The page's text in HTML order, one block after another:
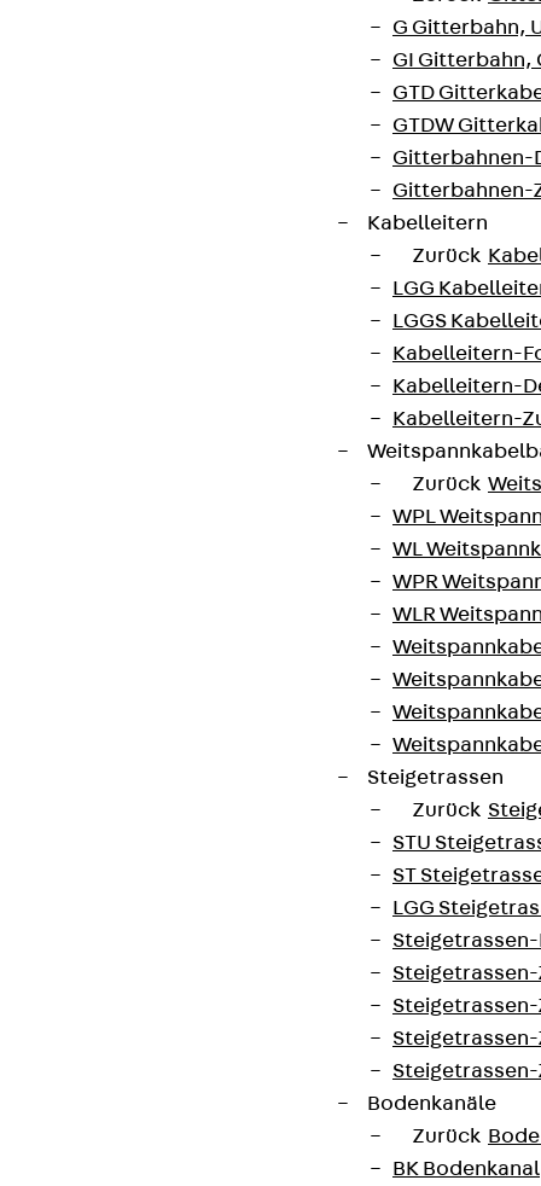
G Gitterbahn,
GI Gitterbahn,
GTD
GTDW
Gitterbahnen-
Gitterbahnen-
Kabelleitern
Zurück
LGG
LGGS
Kabelleitern-
Kabelleitern-
Kabelleitern-
Zurück
WPL
WL
WPR
WLR
Steigetrassen
Zurück
STU
ST
LGG
Steigetrassen-
Steigetrassen-
Steigetrassen-
Steigetrassen-
Bodenkanäle
Zurück
BK Bodenkanal